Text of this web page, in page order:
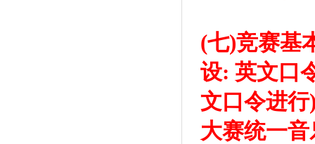
(七)竞赛基
设: 英文口
文口令进行
大赛统一